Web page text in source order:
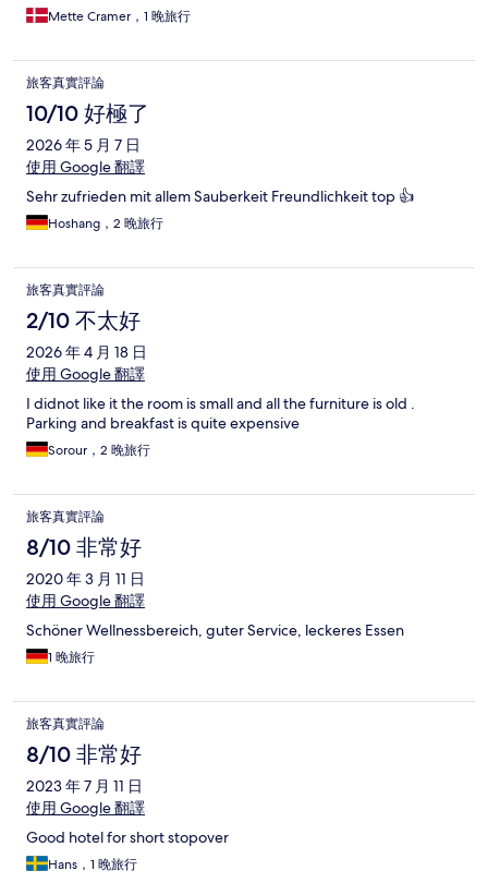
Mette Cramer，1 晚旅行
旅客真實評論
10/10 好極了
2026 年 5 月 7 日
使用 Google 翻譯
Sehr zufrieden mit allem Sauberkeit Freundlichkeit top 👍
Hoshang，2 晚旅行
旅客真實評論
2/10 不太好
2026 年 4 月 18 日
使用 Google 翻譯
I didnot like it the room is small and all the furniture is old .
Parking and breakfast is quite expensive
Sorour，2 晚旅行
旅客真實評論
8/10 非常好
2020 年 3 月 11 日
使用 Google 翻譯
Schöner Wellnessbereich, guter Service, leckeres Essen
1 晚旅行
旅客真實評論
8/10 非常好
2023 年 7 月 11 日
使用 Google 翻譯
Good hotel for short stopover
Hans，1 晚旅行